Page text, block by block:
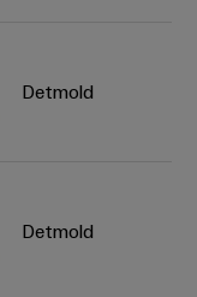
Detmold
Detmold